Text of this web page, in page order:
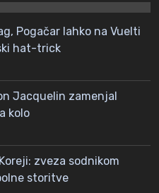
Pogačar lahko na Vuelti
hat-trick
Jacquelin zamenjal
kolo
zveza sodnikom
storitve